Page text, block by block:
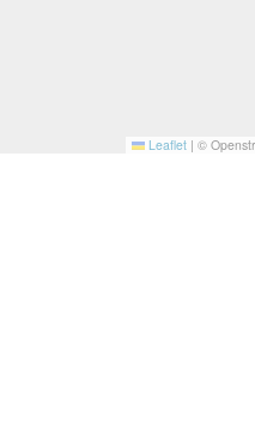
Leaflet | ©